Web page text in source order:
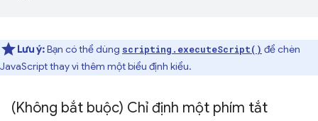
Lưu ý:Bạn có thể dùng scripting.executeScript() để chèn
JavaScript thay vì thêm một biểu định kiểu.
(Không bắt buộc) Chỉ định một phím tắt